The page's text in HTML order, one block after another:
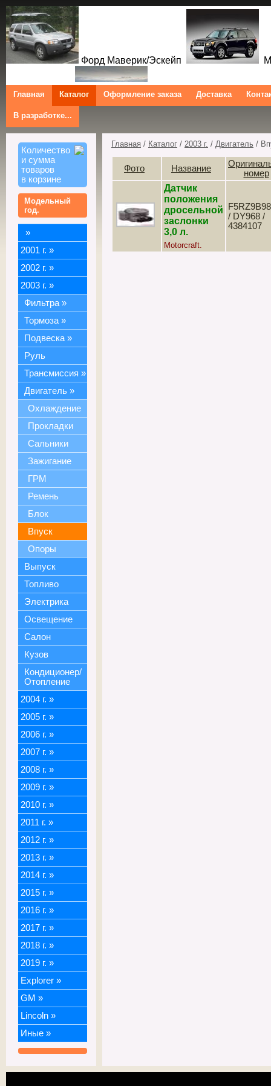
Форд Маверик/Эскейп
Мазда Трибют
Ford Maverick/Escape
Tribute Ford Kuga/Escape
Главная Каталог Оформление заказа Доставка
В разработке...
Количество
и сумма
товаров
в корзине
Модельный
год.
»
2001 г. »
2002 г. »
2003 г. »
Фильтра »
Тормоза »
Подвеска »
Руль
Трансмиссия »
Двигатель »
Охлаждение
Прокладки
Сальники
Зажигание
ГРМ
Ремень
Блок
Впуск
Опоры
Выпуск
Топливо
Электрика
Освещение
Салон
Кузов
Кондиционер/
Отопление
2004 г. »
2005 г. »
2006 г. »
2007 г. »
2008 г. »
2009 г. »
2010 г. »
2011 г. »
2012 г. »
2013 г. »
2014 г. »
2015 г. »
2016 г. »
2017 г. »
2018 г. »
2019 г. »
Explorer »
GM »
Lincoln »
Иные »
Главная / Каталог / 2003 г. / Двигатель /
Фото Название
номер
Датчик
положения
дросельной
заслонки
3,0 л.
Motorcraft.
/ DY968 /
4384107